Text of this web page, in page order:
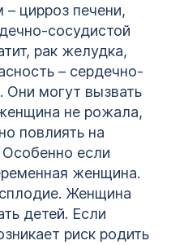
– цирроз печени,
сосудистой
рак желудка,
– сердечно-
Они могут вызвать
не рожала,
повлиять на
если
женщина.
Женщина
детей. Если
риск родить